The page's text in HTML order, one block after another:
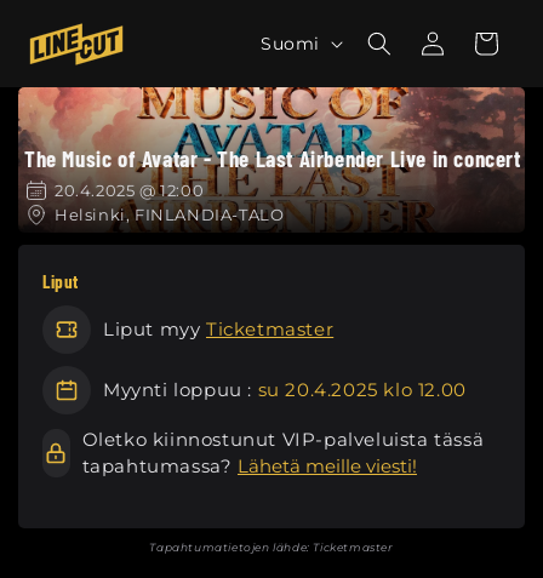
siirry
sisältöön
e
l
i
Suomi
Kirjaudu
sisään
Ostoskori
The Music of Avatar - The Last Airbender Live in concert
20.4.2025 @ 12:00
Helsinki, FINLANDIA-TALO
Liput
Liput myy Ticketmaster
Myynti loppuu : su 20.4.2025 klo 12.00
Oletko kiinnostunut VIP-palveluista tässä
tapahtumassa? Lähetä meille viesti!
Tapahtumatietojen lähde: Ticketmaster